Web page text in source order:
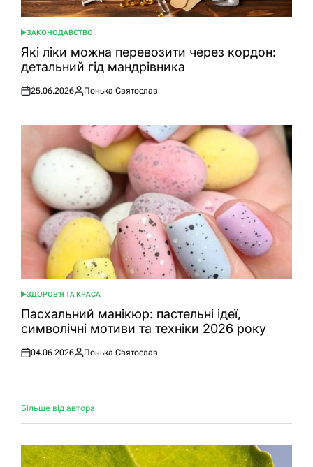
ОПУБЛІКУВАТИ
У
ЗАКОНОДАВСТВО
Які ліки можна перевозити через кордон:
детальний гід мандрівника
Оприлюднено
25.06.2026
Опубліковано
Понька Святослав
ОПУБЛІКУВАТИ
У
ЗДОРОВ'Я ТА КРАСА
Пасхальний манікюр: пастельні ідеї,
символічні мотиви та техніки 2026 року
Оприлюднено
04.06.2026
Опубліковано
Понька Святослав
Більше від автора